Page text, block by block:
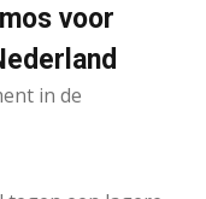
voor
in de